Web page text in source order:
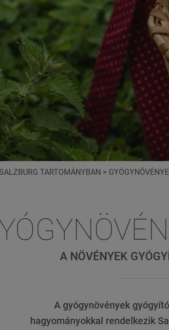
TARTOMÁNYBAN >
A NÖVÉNYEK
A gyógynövények
hagyományokkal rendelkezik